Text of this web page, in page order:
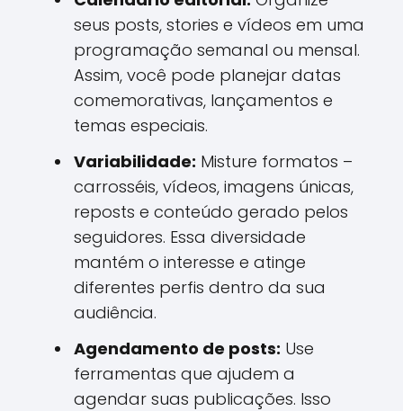
seus posts, stories e vídeos em uma
programação semanal ou mensal.
Assim, você pode planejar datas
comemorativas, lançamentos e
temas especiais.
Variabilidade: Misture formatos –
carrosséis, vídeos, imagens únicas,
reposts e conteúdo gerado pelos
seguidores. Essa diversidade
mantém o interesse e atinge
diferentes perfis dentro da sua
audiência.
Agendamento de posts: Use
ferramentas que ajudem a
agendar suas publicações. Isso